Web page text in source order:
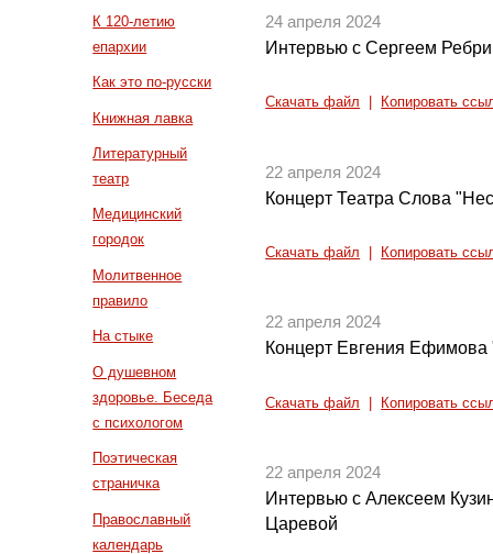
К 120-летию
епархии
Как это по-русски
Книжная лавка
Литературный
театр
Медицинский
городок
Молитвенное
правило
На стыке
О душевном
здоровье. Беседа
с психологом
Поэтическая
страничка
Православный
календарь
24 апреля 2024
Интервью с Сергеем
Скачать файл Копировать
22 апреля 2024
Концерт Театра Слова
Скачать файл Копировать
22 апреля 2024
Концерт Евгения
Скачать файл Копировать
22 апреля 2024
Интервью с Алексеем
Царевой